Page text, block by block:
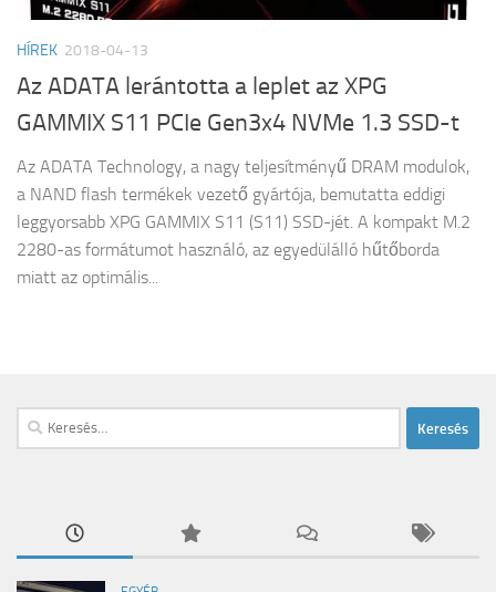
HÍREK 2018-04-13
Az ADATA lerántotta a leplet az XPG
GAMMIX S11 PCIe Gen3x4 NVMe 1.3 SSD-t
Az ADATA Technology, a nagy teljesítményű DRAM modulok,
a NAND flash termékek vezető gyártója, bemutatta eddigi
leggyorsabb XPG GAMMIX S11 (S11) SSD-jét. A kompakt M.2
2280-as formátumot használó, az egyedülálló hűtőborda
miatt az optimális...
Keresés: